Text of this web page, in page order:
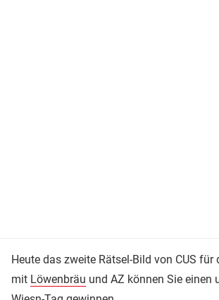
Heute das zweite Rätsel-Bild von CUS für
mit Löwenbräu und AZ können Sie einen